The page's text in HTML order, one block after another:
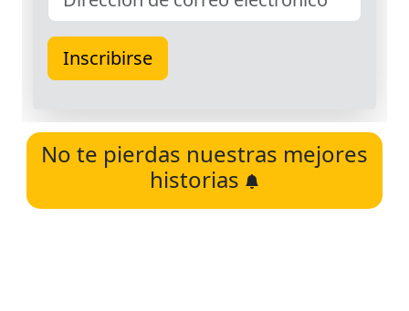
No te pierdas nuestras mejores
historias